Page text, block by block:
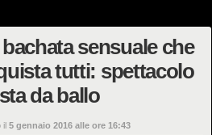
sensuale che
tutti: spettacolo
da ballo
il 5 gennaio 2016 alle ore 16:43